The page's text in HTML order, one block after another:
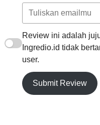
Review ini adalah
Ingredio.id tidak
user.
Submit Review